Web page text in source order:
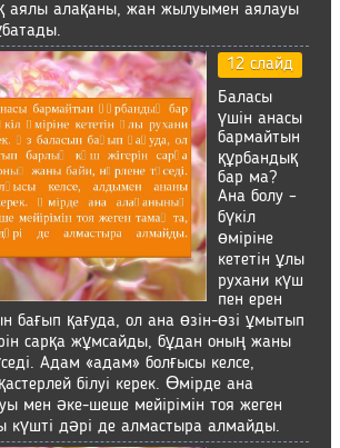
аялы алақаны, жан жылуымен аялауы
12 слайд
Баласы
үшін анасы
бармайтын
құрбандық
бар ма?
Ана болу –
бүкіл
өміріне
кететін ұлы
рухани күш
пен ерен
бағып қағуда, ол ана өзін-өзі ұмытып
сарқа жұмсайды, бұдан оның жаны
Адам «адам» болғысы келсе,
білуі керек. Өмірде ана
мен әке-шеше мейірімін тоя жеген
күшті дәрі де алмастыра алмайды.